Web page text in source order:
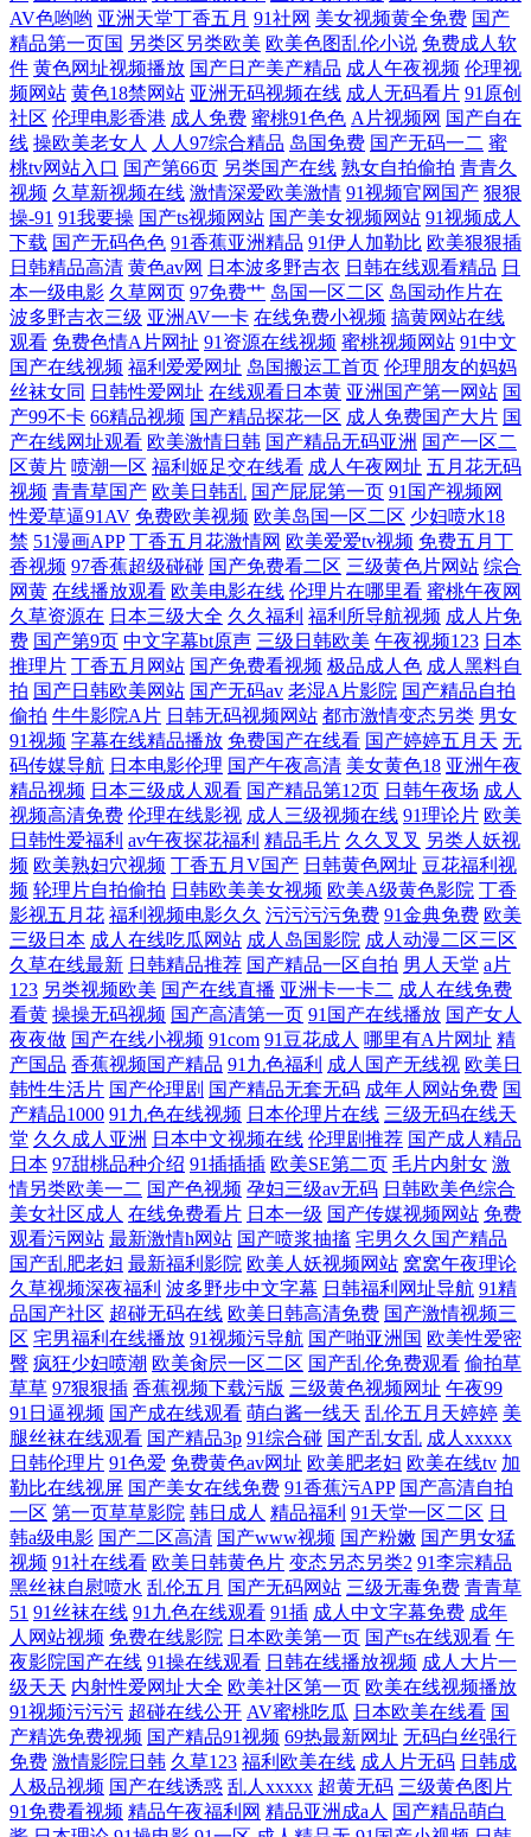
站 日韩AA电影 99热深夜操逼网 麻豆白丝抠逼 51c视频国产 韩日一区二区
三卡 岛国片在线播放 日韩精品一二三区 超碰草草网 日本超碰97 91综合网
久久g热 亚洲一二三元码 国产精品久草 天天草人人草 国产精品爱久久 午
夜剧场A 狠狠鲁日韩在线 伊人成成人 国产区在线观看 亚洲天堂东京热 国
产操逼视频在线 婷婷五月天成人 国产精品第36页 亚州日韩视频 国产成人
福利导航 无码窝导航网
AV色哟哟 亚洲天堂丁香五月 91社网 美女视频黄全免费 国产
精品第一页国 另类区另类欧美 欧美色图乱伦小说 免费成人软
件 黄色网址视频播放 国产日产美产精品 成人午夜视频 伦理视
频网站 黄色18禁网站 亚洲无码视频在线 成人无码看片 91原创
社区 伦理电影香港 成人免费 蜜桃91色色 A片视频网 国产自在
线 操欧美老女人 人人97综合精品 岛国免费 国产无码一二 蜜
桃tv网站入口 国产第66页 另类国产在线 熟女自拍偷拍 青青久
视频 久草新视频在线 激情深爱欧美激情 91视频官网国产 狠狠
操-91 91我要操 国产ts视频网站 国产美女视频网站 91视频成人
下载 国产无码色色 91香蕉亚洲精品 91伊人加勒比 欧美狠狠插
日韩精品高清 黄色av网 日本波多野吉衣 日韩在线观看精品 日
本一级电影 久草网页 97免费艹 岛国一区二区 岛国动作片在
波多野吉衣三级 亚洲AV一卡 在线免费小视频 搞黄网站在线
观看 免费色情A片网扯 91资源在线视频 蜜桃视频网站 91中文
国产在线视频 福利爱爱网址 岛国搬运工首页 伦理朋友的妈妈
丝袜女同 日韩性爱网址 在线观看日本黄 亚洲国产第一网站 国
产99不卡 66精品视频 国产精品探花一区 成人免费国产大片 国
产在线网址观看 欧美激情日韩 国产精品无码亚洲 国产一区二
区黄片 喷潮一区 福利姬足交在线看 成人午夜网址 五月花无码
视频 青青草国产 欧美日韩乱 国产屁屁第一页 91国产视频网
性爱草逼91AV 免费欧美视频 欧美岛国一区二区 少妇喷水18
禁 51漫画APP 丁香五月花激情网 欧美爱爱tv视频 免费五月丁
香视频 97香蕉超级碰碰 国产免费看二区 三级黄色片网站 综合
网黄 在线播放观看 欧美电影在线 伦理片在哪里看 蜜桃午夜网
久草资源在 日本三级大全 久久福利 福利所导航视频 成人片免
费 国产第9页 中文字幕bt原声 三级日韩欧美 午夜视频123 日本
推理片 丁香五月网站 国产免费看视频 极品成人色 成人黑料自
拍 国产日韩欧美网站 国产无码av 老湿A片影院 国产精品自拍
偷拍 牛牛影院A片 日韩无码视频网站 都市激情变态另类 男女
91视频 字幕在线精品播放 免费国产在线看 国产婷婷五月天 无
码传媒导航 日本电影伦理 国产午夜高清 美女黄色18 亚洲午夜
精品视频 日本三级成人观看 国产精品第12页 日韩午夜场 成人
视频高清免费 伦理在线影视 成人三级视频在线 91理论片 欧美
日韩性爱福利 av午夜探花福利 精品毛片 久久叉叉 另类人妖视
频 欧美熟妇穴视频 丁香五月V国产 日韩黄色网址 豆花福利视
频 轮理片自拍偷拍 日韩欧美美女视频 欧美A级黄色影院 丁香
影视五月花 福利视频电影久久 污污污污免费 91金典免费 欧美
三级日本 成人在线吃瓜网站 成人岛国影院 成人动漫二区三区
久草在线最新 日韩精品推荐 国产精品一区自拍 男人天堂 a片
123 另类视频欧美 国产在线直播 亚洲卡一卡二 成人在线免费
看黄 操操无码视频 国产高清第一页 91国产在线播放 国产女人
夜夜做 国产在线小视频 91com 91豆花成人 哪里有A片网址 精
产国品 香蕉视频国产精品 91九色福利 成人国产无线视 欧美日
韩性生活片 国产伦理剧 国产精品无套无码 成年人网站免费 国
产精品1000 91九色在线视频 日本伦理片在线 三级无码在线天
堂 久久成人亚洲 日本中文视频在线 伦理剧推荐 国产成人精品
日本 97甜桃品种介绍 91插插插 欧美SE第二页 毛片内射女 激
情另类欧美一二 国产色视频 孕妇三级av无码 日韩欧美色综合
美女社区成人 在线免费看片 日本一级 国产传媒视频网站 免费
观看污网站 最新激情h网站 国产喷浆抽搐 宅男久久国产精品
国产乱肥老妇 最新福利影院 欧美人妖视频网站 窝窝午夜理论
久草视频深夜福利 波多野步中文字幕 日韩福利网址导航 91精
品国产社区 超碰无码在线 欧美日韩高清免费 国产激情视频三
区 宅男福利在线播放 91视频污导航 国产啪亚洲国 欧美性爱密
臀 疯狂少妇喷潮 欧美肏屄一区二区 国产乱伦免费观看 偷拍草
草草 97狠狠插 香蕉视频下载污版 三级黄色视频网址 午夜99
91日逼视频 国产成在线观看 萌白酱一线天 乱伦五月天婷婷 美
腿丝袜在线观看 国产精品3p 91综合碰 国产乱女乱 成人xxxxx
日韩伦理片 91色爱 免费黄色av网址 欧美肥老妇 欧美在线tv 加
勒比在线视屏 国产美女在线免费 91香蕉污APP 国产高清自拍
一区 第一页草草影院 韩日成人 精品福利 91天堂一区二区 日
韩a级电影 国产二区高清 国产www视频 国产粉嫩 国产男女猛
视频 91社在线看 欧美日韩黄色片 变态另态另类2 91李宗精品
黑丝袜自慰喷水 乱伦五月 国产无码网站 三级无毒免费 青青草
51 91丝袜在线 91九色在线观看 91插 成人中文字幕免费 成年
人网站视频 免费在线影院 日本欧美第一页 国产ts在线观看 午
夜影院国产在线 91操在线观看 日韩在线播放视频 成人大片一
级天天 内射性爱网址大全 欧美社区第一页 欧美在线视频播放
91视频污污污 超碰在线公开 AV蜜桃吃瓜 日本欧美在线看 国
产精选免费视频 国产精品91视频 69热最新网址 无码白丝强行
免费 激情影院日韩 久草123 福利欧美在线 成人片无码 日韩成
人极品视频 国产在线诱惑 乱人xxxxx 超黄无码 三级黄色图片
91免费看视频 精品午夜福利网 精品亚洲成a人 国产精品萌白